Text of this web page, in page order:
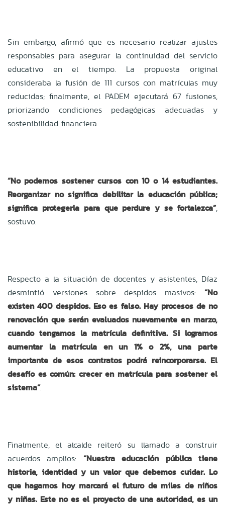
Sin embargo, afirmó que es necesario realizar ajustes
responsables para asegurar la continuidad del servicio
educativo en el tiempo. La propuesta original
consideraba la fusión de 111 cursos con matrículas muy
reducidas; finalmente, el PADEM ejecutará 67 fusiones,
priorizando condiciones pedagógicas adecuadas y
sostenibilidad financiera.
“No podemos sostener cursos con 10 o 14 estudiantes.
Reorganizar no significa debilitar la educación pública;
significa protegerla para que perdure y se fortalezca”,
sostuvo.
Respecto a la situación de docentes y asistentes, Díaz
desmintió versiones sobre despidos masivos: “No
existen 400 despidos. Eso es falso. Hay procesos de no
renovación que serán evaluados nuevamente en marzo,
cuando tengamos la matrícula definitiva. Si logramos
aumentar la matrícula en un 1% o 2%, una parte
importante de esos contratos podrá reincorporarse. El
desafío es común: crecer en matrícula para sostener el
sistema”.
Finalmente, el alcalde reiteró su llamado a construir
acuerdos amplios: “Nuestra educación pública tiene
historia, identidad y un valor que debemos cuidar. Lo
que hagamos hoy marcará el futuro de miles de niños
y niñas. Este no es el proyecto de una autoridad, es un